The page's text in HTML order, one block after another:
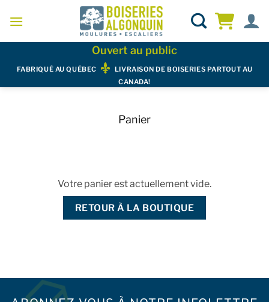
Ouvert au public
FABRIQUÉ AU QUÉBEC
LIVRAISON DE BOISERIES PARTOUT AU
CANADA!
Panier
Votre panier est actuellement vide.
RETOUR À LA BOUTIQUE